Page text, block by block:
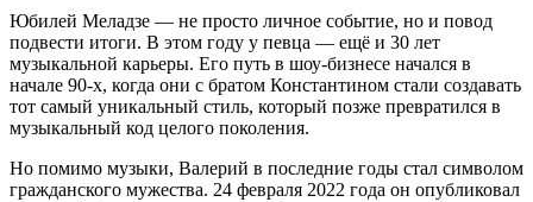
Юбилей Меладзе — не просто личное событие, но и повод
подвести итоги. В этом году у певца — ещё и 30 лет
музыкальной карьеры. Его путь в шоу-бизнесе начался в
начале 90-х, когда они с братом Константином стали создавать
тот самый уникальный стиль, который позже превратился в
музыкальный код целого поколения.
Но помимо музыки, Валерий в последние годы стал символом
гражданского мужества. 24 февраля 2022 года он опубликовал